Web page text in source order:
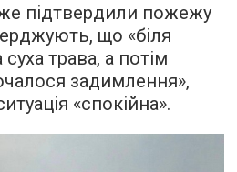
підтвердили пожежу
що «біля
суха трава, а потім
задимлення»,
«спокійна».